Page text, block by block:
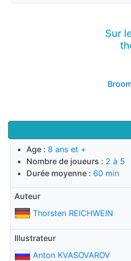
Age : 8 ans et +
Nombre de joueurs : 2 à 5
Durée moyenne : 60 min
Auteur
Thorsten REICHWEIN
Illustrateur
Anton KVASOVAROV
Sur